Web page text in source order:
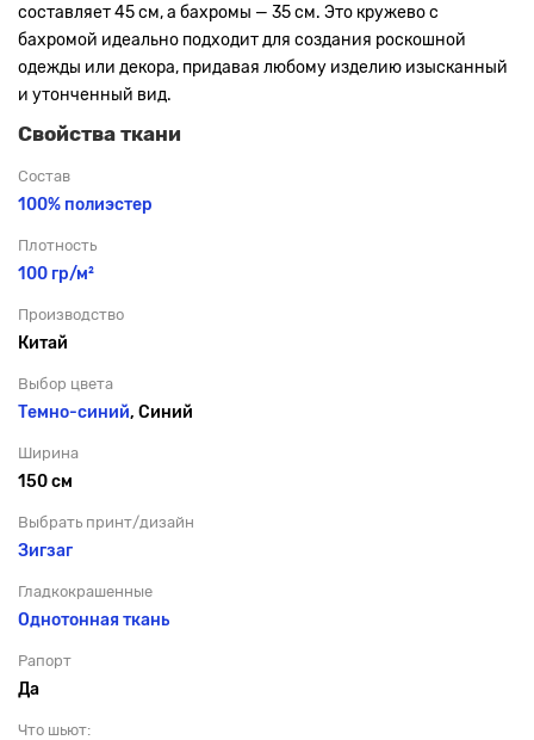
составляет 45 см, а бахромы — 35 см. Это кружево с
бахромой идеально подходит для создания роскошной
одежды или декора, придавая любому изделию изысканный
и утонченный вид.
Свойства ткани
Состав
100% полиэстер
Плотность
100 гр/м²
Производство
Китай
Выбор цвета
Темно-синий, Синий
Ширина
150 см
Выбрать принт/дизайн
Зигзаг
Гладкокрашенные
Однотонная ткань
Рапорт
Да
Что шьют: